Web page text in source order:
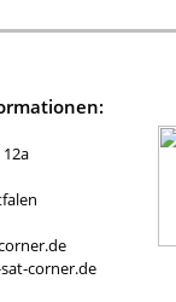
corner.de